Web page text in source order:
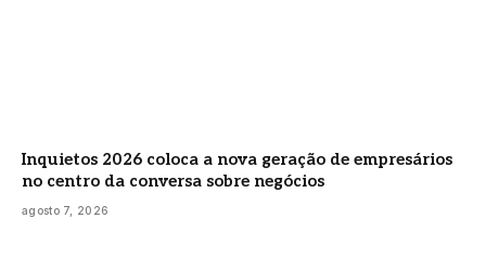
Inquietos 2026 coloca a nova geração de empresários
no centro da conversa sobre negócios
agosto 7, 2026